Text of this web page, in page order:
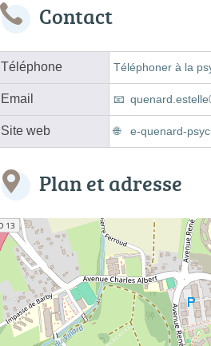
Contact
Téléphone Téléphoner à la
Email
Site web e-quenard-
Plan et adresse